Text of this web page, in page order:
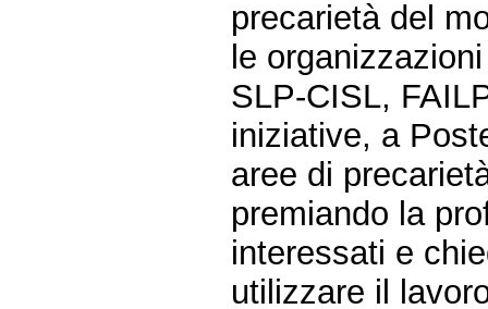
precarietà del
le
SLP-CISL,
iniziative, a
aree di
premiando la
interessati e
utilizzare il